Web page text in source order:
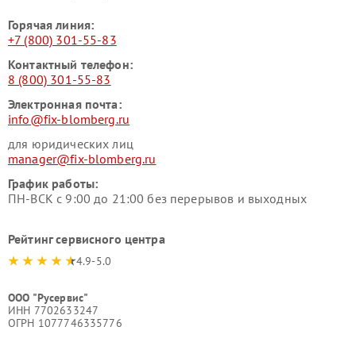
Горячая линия:
+7 (800) 301-55-83
Контактный телефон:
8 (800) 301-55-83
Электронная почта:
info@fix-blomberg.ru
для юридических лиц
manager@fix-blomberg.ru
График работы:
ПН-ВСК с 9:00 до 21:00 без перерывов и выходных
Рейтинг сервисного центра
4.9-5.0
ООО "Русервис"
ИНН 7702633247
ОГРН 1077746335776